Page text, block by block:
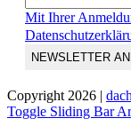
Mit Ihrer
Copyright 2026 |
Toggle Sliding Bar